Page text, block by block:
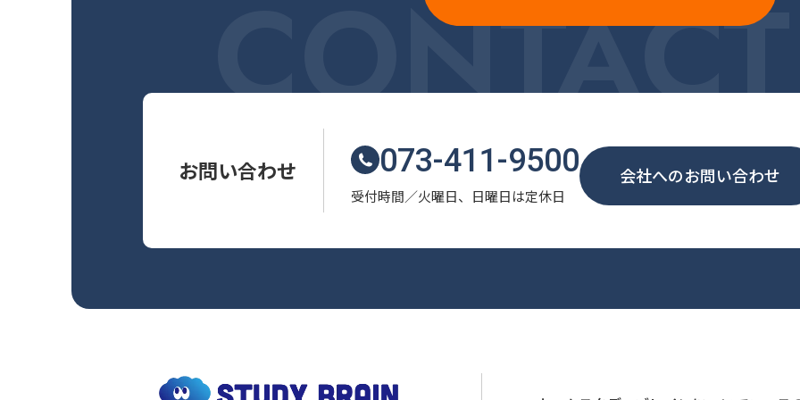
お問い合わせ 073-411-9500
受付時間／火曜日、日曜日は定休日
会社へのお問い合わせ